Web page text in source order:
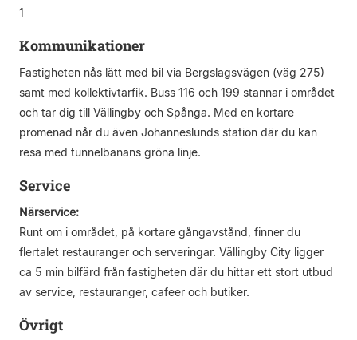
1
Kommunikationer
Fastigheten nås lätt med bil via Bergslagsvägen (väg 275)
samt med kollektivtarfik. Buss 116 och 199 stannar i området
och tar dig till Vällingby och Spånga. Med en kortare
promenad når du även Johanneslunds station där du kan
resa med tunnelbanans gröna linje.
Service
Närservice:
Runt om i området, på kortare gångavstånd, finner du
flertalet restauranger och serveringar. Vällingby City ligger
ca 5 min bilfärd från fastigheten där du hittar ett stort utbud
av service, restauranger, cafeer och butiker.
Övrigt